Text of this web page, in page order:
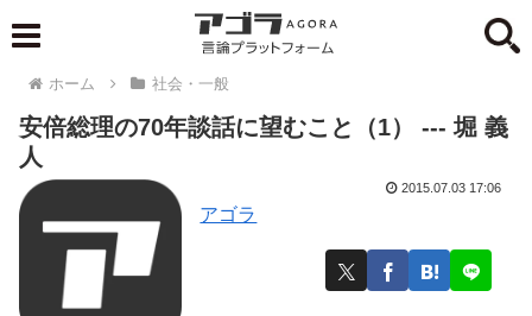
ホーム 社会・一般
安倍総理の70年談話に望むこと（1） --- 堀 義
人
アゴラ
2015.07.03 17:06